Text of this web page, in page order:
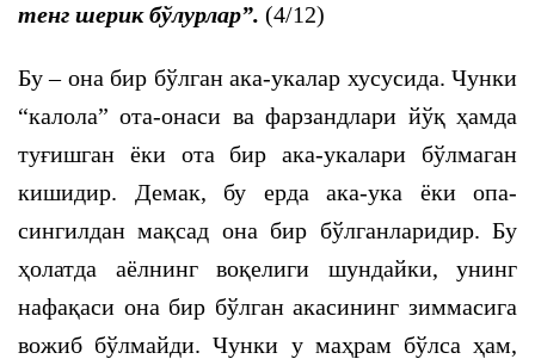
тенг шерик бўлурлар”. (4/12)
Бу – она бир бўлган ака-укалар хусусида. Чунки
“калола” ота-онаси ва фарзандлари йўқ ҳамда
туғишган ёки ота бир ака-укалари бўлмаган
кишидир. Демак, бу ерда ака-ука ёки опа-
сингилдан мақсад она бир бўлганларидир. Бу
ҳолатда аёлнинг воқелиги шундайки, унинг
нафақаси она бир бўлган акасининг зиммасига
вожиб бўлмайди. Чунки у маҳрам бўлса ҳам,